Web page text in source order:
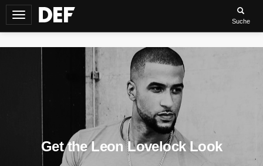
Navigation
umschalten
Suche
Get the Leon Lovelock Look